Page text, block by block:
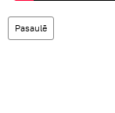
Pasaulē